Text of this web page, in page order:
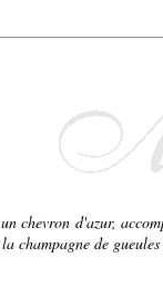
chevron d'azur,
champagne de